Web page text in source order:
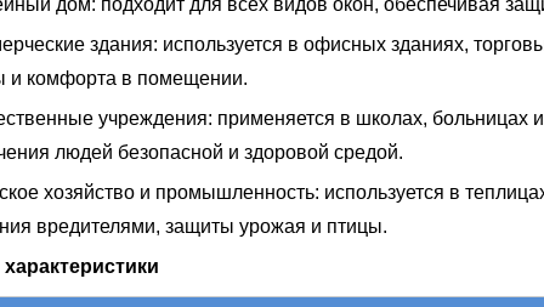
здания: используется в офисных зданиях,
и комфорта в помещении.
учреждения: применяется в школах, больницах
людей безопасной и здоровой средой.
хозяйство и промышленность: используется в
вредителями, защиты урожая и птицы.